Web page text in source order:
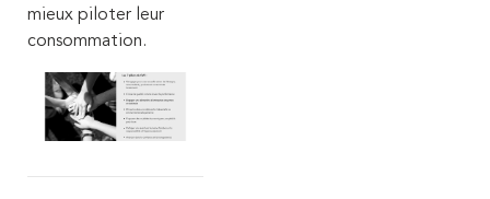
mieux piloter leur
consommation.